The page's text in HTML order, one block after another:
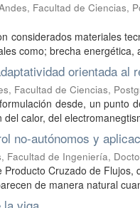
Facultad de Ciencias,
considerados materiales
como; brecha energética,
orientada al
Facultad de Ciencias,
desde, un punto
calor, del
no-autónomos y
Facultad de Ingeniería,
Cruzado de
de manera natural